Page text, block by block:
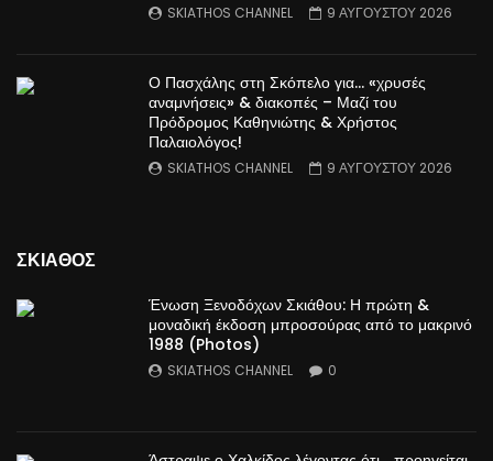
SKIATHOS CHANNEL 9 ΑΥΓΟΥΣΤΟΥ 2026
Ο Πασχάλης στη Σκόπελο για… «χρυσές
αναμνήσεις» & διακοπές – Μαζί του
Πρόδρομος Καθηνιώτης & Χρήστος
Παλαιολόγος!
SKIATHOS CHANNEL 9 ΑΥΓΟΥΣΤΟΥ 2026
ΣΚΙΑΘΟΣ
Ένωση Ξενοδόχων Σκιάθου: Η πρώτη &
μοναδική έκδοση μπροσούρας από το μακρινό
1988 (Photos)
SKIATHOS CHANNEL 0